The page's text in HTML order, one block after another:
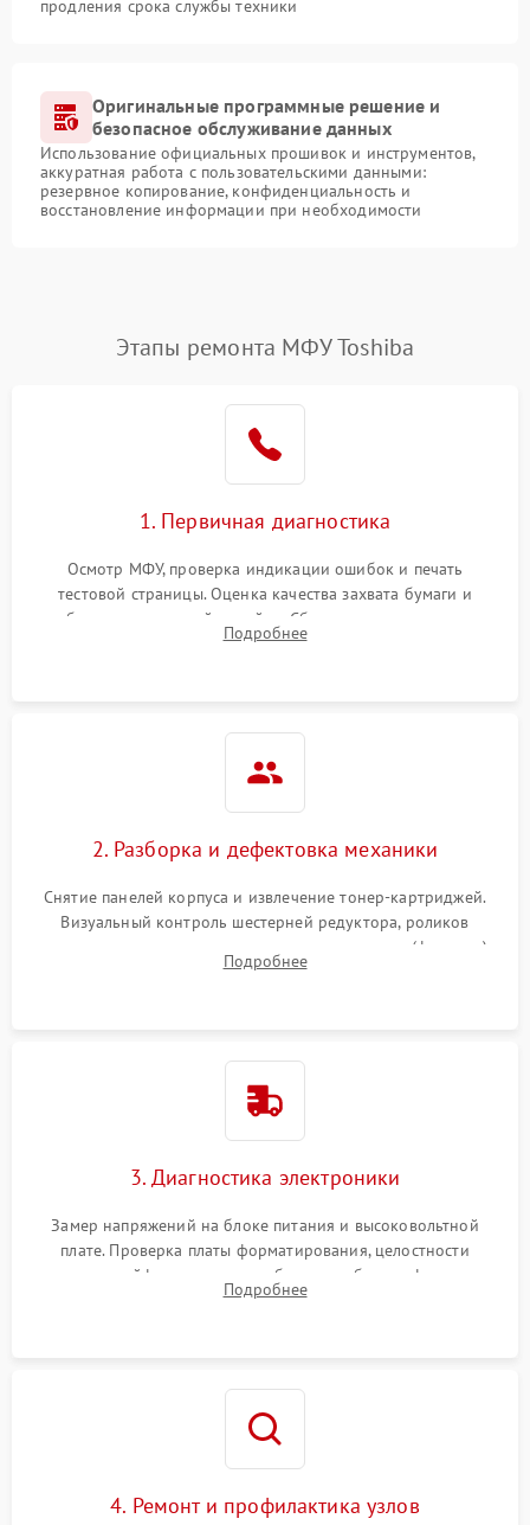
продления срока службы техники
Оригинальные программные решение и
безопасное обслуживание данных
Использование официальных прошивок и инструментов,
аккуратная работа с пользовательскими данными:
резервное копирование, конфиденциальность и
восстановление информации при необходимости
Этапы ремонта МФУ Toshiba
1. Первичная диагностика
Осмотр МФУ, проверка индикации ошибок и печать
тестовой страницы. Оценка качества захвата бумаги и
работы сканирующей линейки. Сбор данных о замятиях,
дефектах изображения или посторонних шумах при работе.
Подробнее
2. Разборка и дефектовка механики
Снятие панелей корпуса и извлечение тонер-картриджей.
Визуальный контроль шестерней редуктора, роликов
захвата, термопленки и прижимного вала в печи (фьюзере).
Проверка оптики сканера на загрязнения.
Подробнее
3. Диагностика электроники
Замер напряжений на блоке питания и высоковольтной
плате. Проверка платы форматирования, целостности
плоских шлейфов сканера и работоспособности флажков и
оптопар (датчиков прохождения бумаги).
Подробнее
4. Ремонт и профилактика узлов